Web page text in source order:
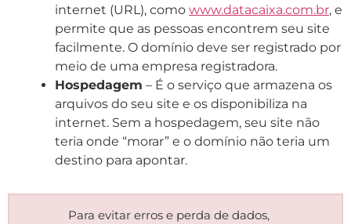
internet (URL), como www.datacaixa.com.br, e
permite que as pessoas encontrem seu site
facilmente. O domínio deve ser registrado por
meio de uma empresa registradora.
Hospedagem – É o serviço que armazena os
arquivos do seu site e os disponibiliza na
internet. Sem a hospedagem, seu site não
teria onde “morar” e o domínio não teria um
destino para apontar.
Para evitar erros e perda de dados,